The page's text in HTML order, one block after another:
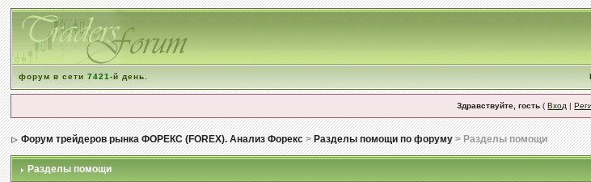
форум в сети7421-й день.
Здравствуйте, гость (Вход |
Форум трейдеров рынка ФОРЕКС (FOREX). Анализ Форекс>Разделы помощи по форуму> Разделы помощи
Разделы помощи